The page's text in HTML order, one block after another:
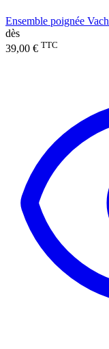
Ensemble poignée
dès
39,00 € TTC